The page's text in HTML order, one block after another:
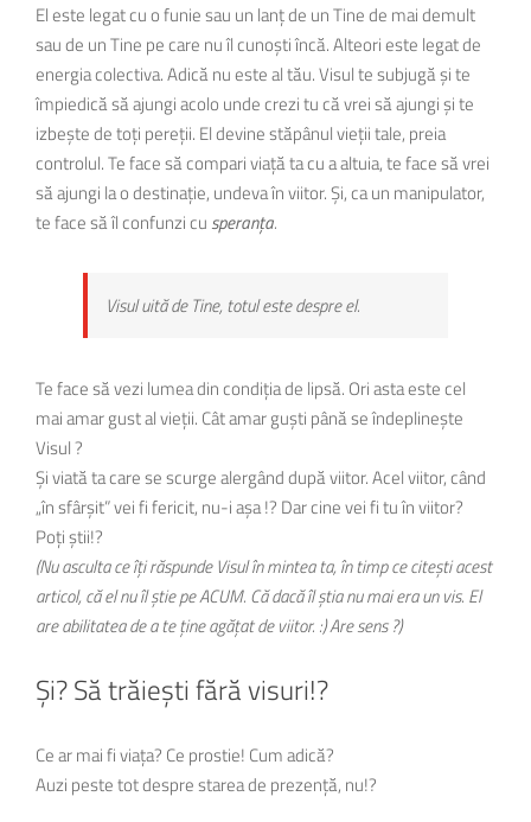
El este legat cu o funie sau un lanț de un Tine de mai demult
sau de un Tine pe care nu îl cunoști încă. Alteori este legat de
energia colectiva. Adică nu este al tău. Visul te subjugă și te
împiedică să ajungi acolo unde crezi tu că vrei să ajungi și te
izbește de toți pereții. El devine stăpânul vieții tale, preia
controlul. Te face să compari viață ta cu a altuia, te face să vrei
să ajungi la o destinație, undeva în viitor. Și, ca un manipulator,
te face să îl confunzi cu speranța.
Visul uită de Tine, totul este despre el.
Te face să vezi lumea din condiția de lipsă. Ori asta este cel
mai amar gust al vieții. Cât amar guști până se îndeplinește
Visul ?
Și viată ta care se scurge alergând după viitor. Acel viitor, când
„în sfârșit” vei fi fericit, nu-i așa !? Dar cine vei fi tu în viitor?
Poți știi!?
(Nu asculta ce îți răspunde Visul în mintea ta, în timp ce citești acest
articol, că el nu îl știe pe ACUM. Că dacă îl știa nu mai era un vis. El
are abilitatea de a te ține agățat de viitor. :) Are sens ?)
Și? Să trăiești fără visuri!?
Ce ar mai fi viața? Ce prostie! Cum adică?
Auzi peste tot despre starea de prezență, nu!?